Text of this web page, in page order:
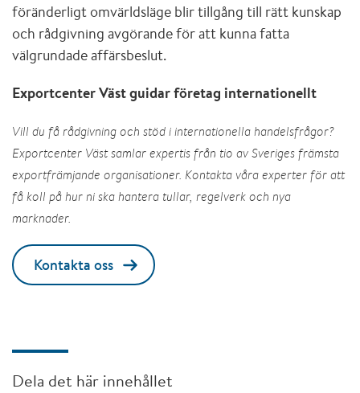
Dela det här innehållet
föränderligt omvärldsläge blir tillgång till rätt kunskap
och rådgivning avgörande för att kunna fatta
välgrundade affärsbeslut.
Exportcenter Väst guidar företag internationellt
Vill du få rådgivning och stöd i internationella handelsfrågor?
Exportcenter Väst samlar expertis från tio av Sveriges främsta
exportfrämjande organisationer. Kontakta våra experter för att
få koll på hur ni ska hantera tullar, regelverk och nya
marknader.
Kontakta oss